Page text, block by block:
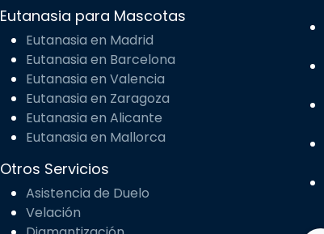
Eutanasia para Mascotas
Eutanasia en Madrid
Eutanasia en Barcelona
Eutanasia en Valencia
Eutanasia en Zaragoza
Eutanasia en Alicante
Eutanasia en Mallorca
Otros Servicios
Asistencia de Duelo
Velación